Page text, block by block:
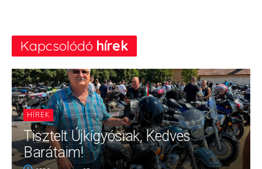
Kapcsolódó hírek
HÍREK
Tisztelt Újkígyósiak, Kedves
Barátaim!